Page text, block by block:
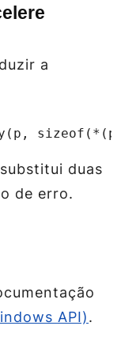
a
substitui duas
de erro.
API).